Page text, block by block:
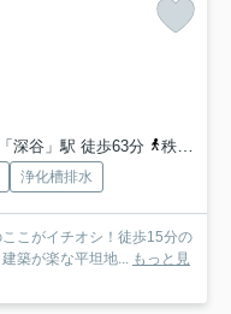
深谷」駅 徒歩63分 秩父鉄道「ひろせ野鳥の森」駅 徒歩81分
浄化槽排水
こがイチオシ！徒歩15分の
築が楽な平坦地... もっと見